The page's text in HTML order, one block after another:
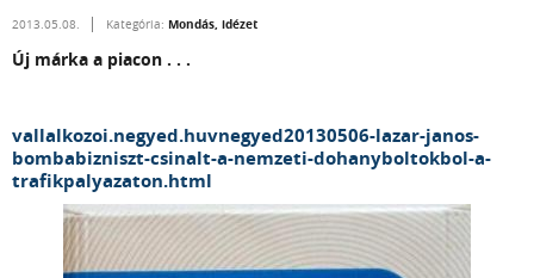
2013.05.08. Kategória: Mondás, idézet
Új márka a piacon . . .
vallalkozoi.negyed.huvnegyed20130506-lazar-janos-
bombabizniszt-csinalt-a-nemzeti-dohanyboltokbol-a-
trafikpalyazaton.html